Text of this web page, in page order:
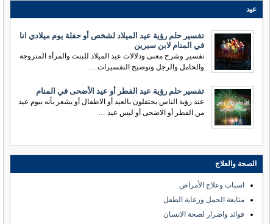
عيد
تفسير حلم رؤية عيد الميلاد لشخص أو حفلة يوم ميلادي انا
في المنام لابن سيرين
تفسير وشرح معنى ودلالات عيد الميلاد للبنت والمرأة المتزوجة
والحامل والرجل وتوضيح التفسيرات …
تفسير حلم رؤية عيد الفطر أو عيد الأضحى في المنام
عند رؤية الناس يحتفلون بالعيد أو الاطفال أو يشعر بأنه بيوم عيد
من الفطر أو الاضحى أو ليس عيد …
الصحة والعلاج
اسباب وعلاج الأمراض
متابعة الحمل ورعاية الطفل
فوائد واضرار لصحة الانسان